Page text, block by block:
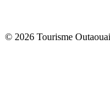
© 2026 Tourisme